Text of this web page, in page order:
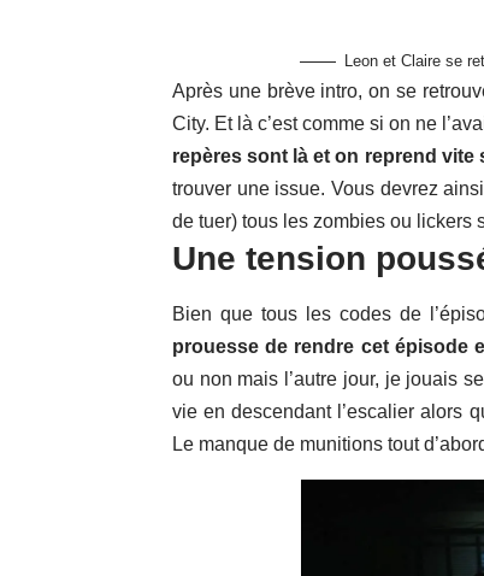
Leon et Claire se
Après une brève intro, on se
City. Et là c’est comme si on ne
repères sont là et on reprend vite
trouver une issue. Vous devrez
de tuer) tous les zombies ou lickers
Une tension
Bien que tous les codes de
prouesse de rendre cet épisode
ou non mais l’autre jour, je jouais
vie en descendant l’escalier alors
Le manque de munitions tout